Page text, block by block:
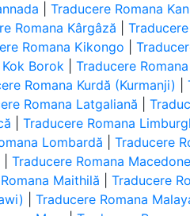
|Traducere Romana
Romana Kârgâză |
Romana Kikongo |
Borok |Traducere
Romana Kurdă (Kurmanji) |
Romana Latgaliană |
|Traducere Romana
Lombardă |Traducere
|Traducere Romana
Maithilă |Traducere
|Traducere Romana